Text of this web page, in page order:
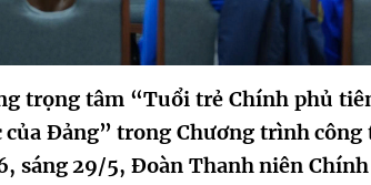
trọng tâm “Tuổi trẻ Chính phủ
Đảng” trong Chương trình công
sáng 29/5, Đoàn Thanh niên